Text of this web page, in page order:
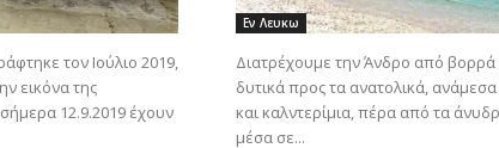
τον Ιούλιο 2019,
εικόνα της
12.9.2019 έχουν
Εν Λευκω
Διατρέχουμε την Άνδρο από
δυτικά προς τα ανατολικά,
και καλντερίμια, πέρα από τα
μέσα σε...